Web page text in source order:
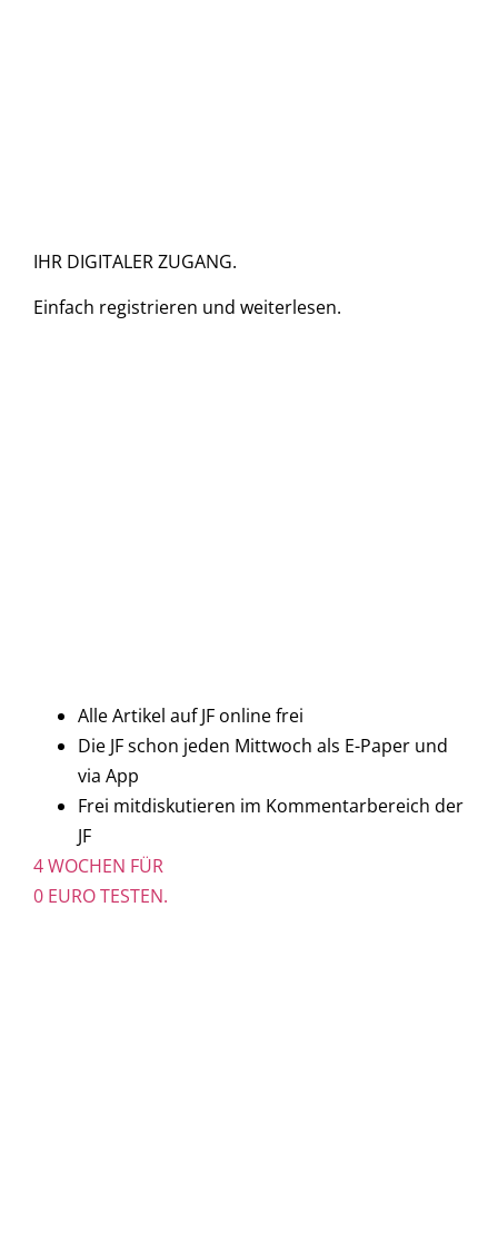
IHR DIGITALER ZUGANG.
Einfach registrieren und weiterlesen.
Alle Artikel auf JF online frei
Die JF schon jeden Mittwoch als E-Paper und
via App
Frei mitdiskutieren im Kommentarbereich der
JF
4 WOCHEN FÜR
0 EURO TESTEN.